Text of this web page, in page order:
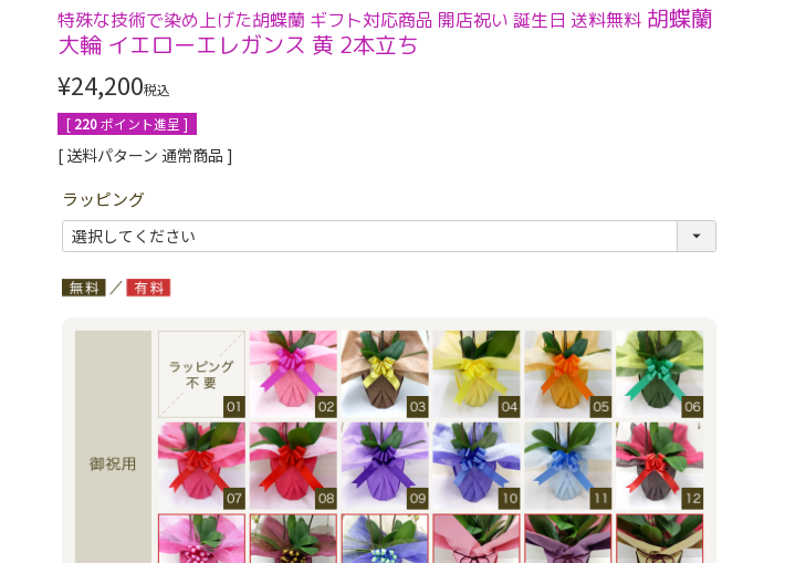
特殊な技術で染め上げた胡蝶蘭 ギフト対応商品 開店祝い 誕生日 送料無料 胡蝶蘭
大輪 イエローエレガンス 黄 2本立ち
¥24,200税込
[ 220ポイント進呈 ]
送料パターン 通常商品
ラッピング